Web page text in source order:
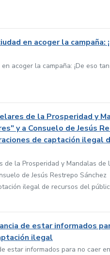
en acoger la campaña:
acoger la campaña: ¡De eso
de la Prosperidad y
y a Consuelo de Jesús
de captación ilegal
de la Prosperidad y Mandalas de
de Jesús Restrepo Sánchez
ilegal de recursos del
de estar informados
ilegal
estar informados para no caer